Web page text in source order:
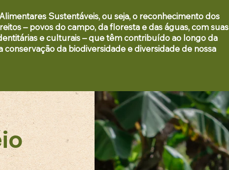
Sustentáveis, ou seja, o reconhecimento dos
– povos do campo, da floresta e das águas, com suas
e culturais – que têm contribuído ao longo da
conservação da biodiversidade e diversidade de nossa